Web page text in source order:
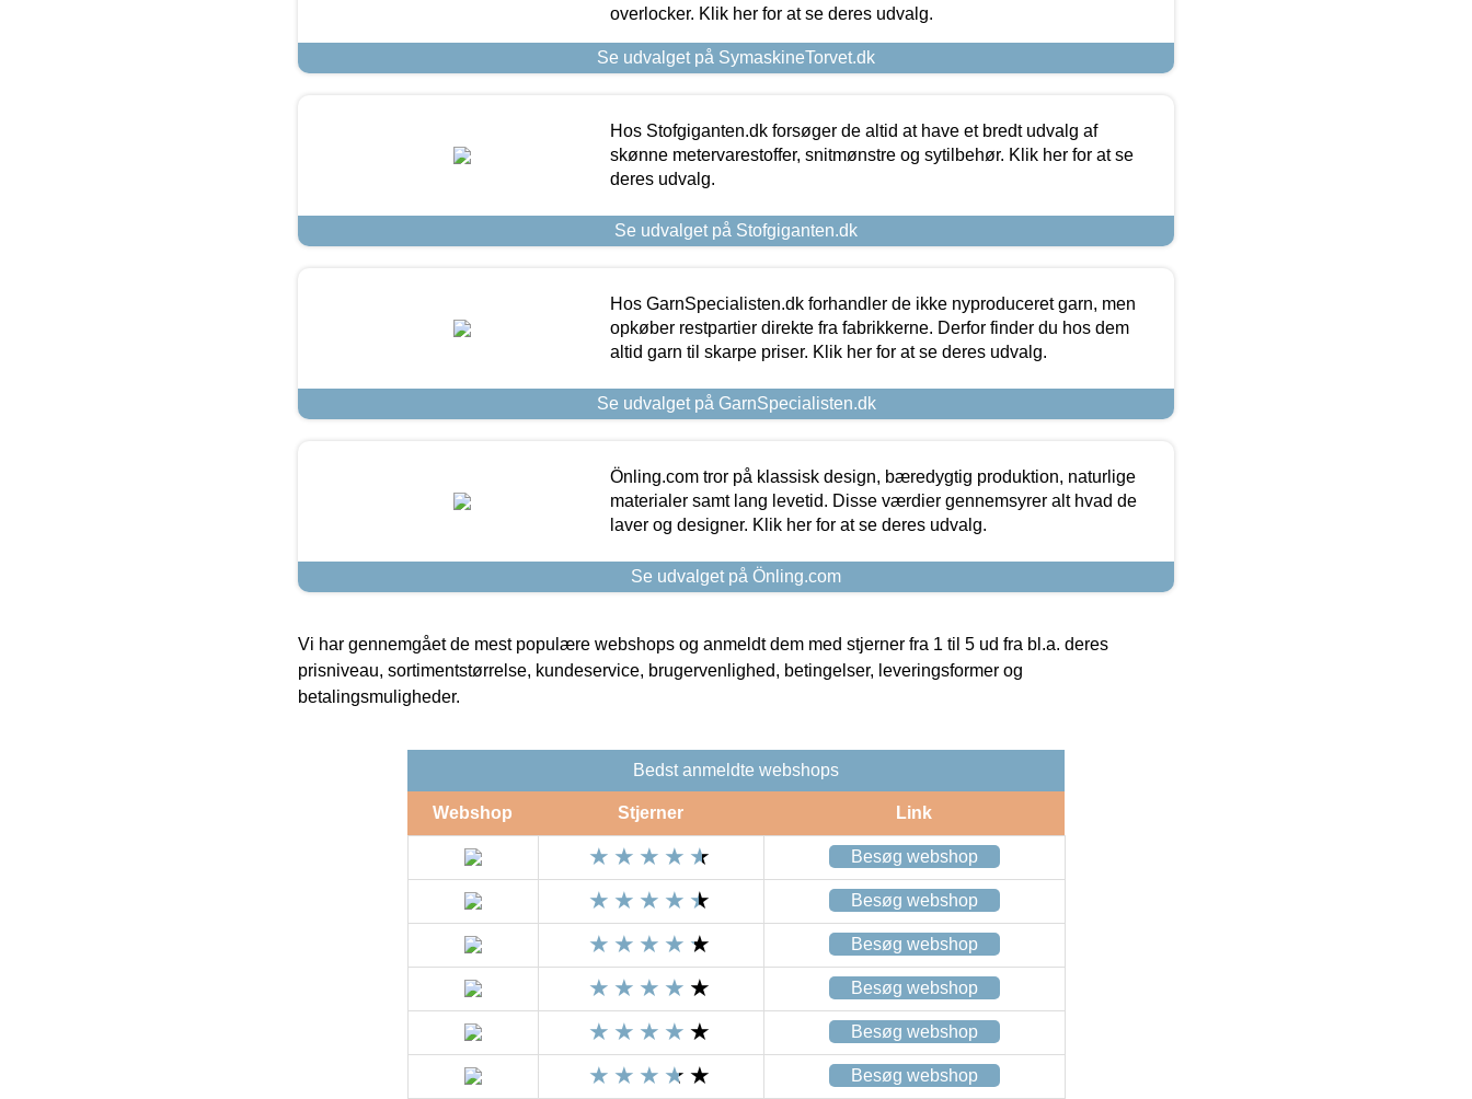
overlocker. Klik her for at se deres udvalg.
Se udvalget på SymaskineTorvet.dk
Hos Stofgiganten.dk forsøger de altid at have et bredt udvalg af
skønne metervarestoffer, snitmønstre og sytilbehør. Klik her for at se
deres udvalg.
Se udvalget på Stofgiganten.dk
Hos GarnSpecialisten.dk forhandler de ikke nyproduceret garn, men
opkøber restpartier direkte fra fabrikkerne. Derfor finder du hos dem
altid garn til skarpe priser. Klik her for at se deres udvalg.
Se udvalget på GarnSpecialisten.dk
Önling.com tror på klassisk design, bæredygtig produktion, naturlige
materialer samt lang levetid. Disse værdier gennemsyrer alt hvad de
laver og designer. Klik her for at se deres udvalg.
Se udvalget på Önling.com
Vi har gennemgået de mest populære webshops og anmeldt dem med stjerner fra 1 til 5 ud fra bl.a. deres
prisniveau, sortimentstørrelse, kundeservice, brugervenlighed, betingelser, leveringsformer og
betalingsmuligheder.
Bedst anmeldte webshops
Webshop Stjerner Link
Besøg webshop
Besøg webshop
Besøg webshop
Besøg webshop
Besøg webshop
Besøg webshop